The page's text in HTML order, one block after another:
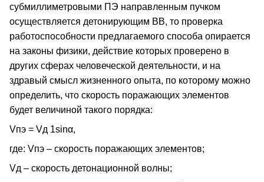
субмиллиметровыми ПЭ направленным пучком
осуществляется детонирующим ВВ, то проверка
работоспособности предлагаемого способа опирается
на законы физики, действие которых проверено в
других сферах человеческой деятельности, и на
здравый смысл жизненного опыта, по которому можно
определить, что скорость поражающих элементов
будет величиной такого порядка:
Vпэ = Vд 1sinα,
где: Vпэ – скорость поражающих элементов;
Vд – скорость детонационной волны;